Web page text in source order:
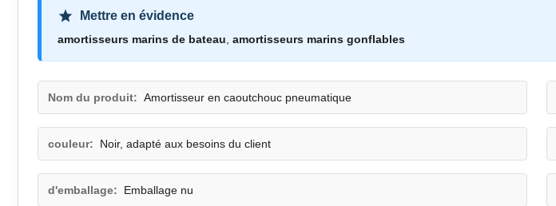
Mettre en évidence
amortisseurs marins de bateau amortisseurs marins gonflables
Nom du produit: Amortisseur en caoutchouc pneumatique
couleur: Noir, adapté aux besoins du client
d'emballage: Emballage nu